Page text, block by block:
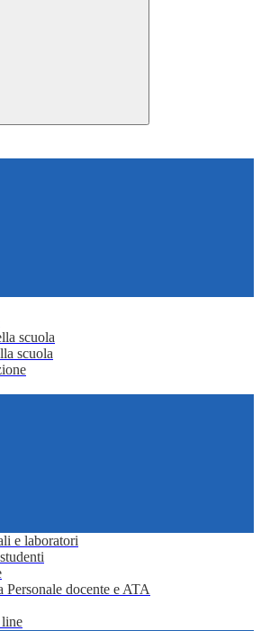
scuola
scuola
e laboratori
Personale docente e ATA